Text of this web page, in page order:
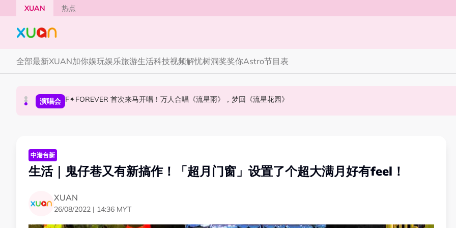
Skip to main content
XUAN 热点
全部最新XUAN加你娱玩娱乐旅游生活科技视频解忧树洞奖奖你Astro节目表
国际星闻 张员瑛频陷耍大牌争议！首度吐心声：真相终究会浮出水面！
演唱会 F✦FOREVER 首次来马开唱！万人合唱《流星雨》，梦回《流星花园》
国际星闻 CORTIS MARTIN一开口就沦陷！深情演绎JANNABI歌曲获网友狂赞！
中港台新
生活｜鬼仔巷又有新搞作！「超月门窗」设置了个超大满月好有feel！
XUAN
26/08/2022 | 14:36 MYT